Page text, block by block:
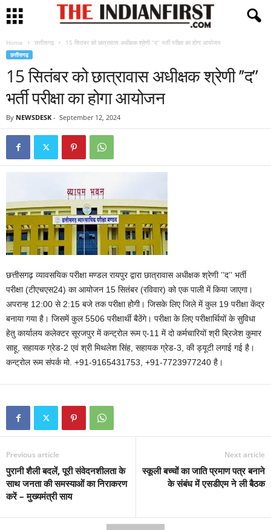
Home छत्तीसगढ़ 15 सितंबर को छात्रावास अधीक्षक श्रेणी ’’द’’ भर्ती परीक्षा का होगा आयोजन
छत्तीसगढ़
15 सितंबर को छात्रावास अधीक्षक श्रेणी ’’द’’
भर्ती परीक्षा का होगा आयोजन
By NEWSDESK - September 12, 2024
छत्तीसगढ़ व्यावसयिक परीक्षा मण्डल रायपुर द्वारा छात्रावास अधीक्षक श्रेणी ’’द’’ भर्ती
परीक्षा (टीएचएस24) का आयोजन 15 सितंबर (रविवार) को एक पाली में किया जाएगा।
अपरान्ह 12:00 से 2:15 बजे तक परीक्षा होेगी। जिसके लिए जिले में कुल 19 परीक्षा केंद्र
बनाया गया है। जिसमें कुल 5506 परीक्षार्थी बैठेंगे। परीक्षा के लिए परीक्षार्थियों के सुविधा
हेतु कार्यालय कलेक्टर सूरजपुर में कन्ट्रोल रूम ए-11 में दो कर्मचारियों श्री ब्रिजेश कुमार
साहू, सहायक ग्रेड-2 एवं श्री मिथलेश सिंह, सहायक ग्रेड-3, की ड्यूटी लगाई गई है।
कन्ट्रोल रूम संपर्क मो. +91-9165431753, +91-7723977240 है।
Previous article
पुरानी शैली बदलें, पूरी संवेदनशीलता के
साथ जनता की समस्याओं का निराकरण
करें – मुख्यमंत्री साय
Next article
स्कूली बच्चों का जाति प्रमाण पत्र बनाने
के संबंध में एसडीएम ने ली बैठक